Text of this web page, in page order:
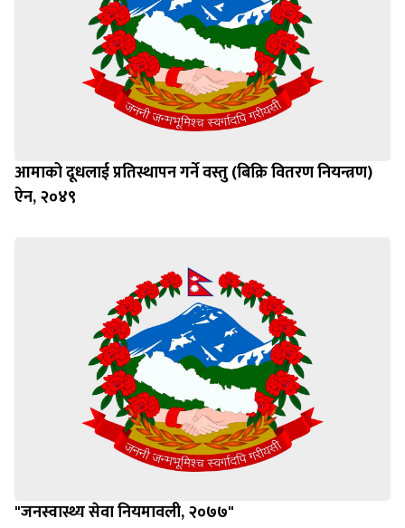
आमाको दूधलाई प्रतिस्थापन गर्ने वस्तु (बिक्रि वितरण नियन्त्रण)
ऐन, २०४९
"जनस्वास्थ्य सेवा नियमावली, २०७७"